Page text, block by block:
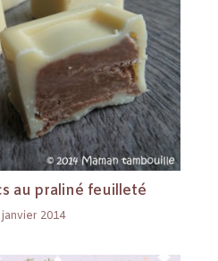
au praliné feuilleté
janvier 2014